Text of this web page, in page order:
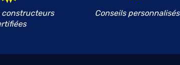
constructeurs
Conseils personnalisés